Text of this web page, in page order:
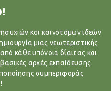
και καινοτόμων ιδεών
μιας νεωτεριστικής
κάθε υπόνοια δίαιτας και
αρχές εκπαίδευσης
συμπεριφοράς